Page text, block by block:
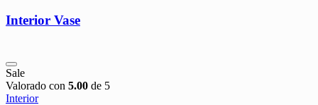
Interior Vase
Sale
Valorado con 5.00 de 5
Interior